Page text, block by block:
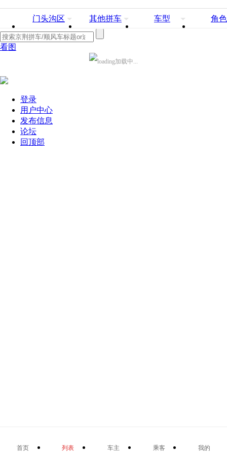
门头沟区 其他拼车 车型 角色
看图
加载中...
登录
用户中心
发布信息
论坛
回顶部
首页 列表 车主 乘客 我的